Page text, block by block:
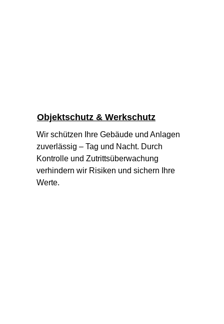
Objektschutz & Werkschutz
Wir schützen Ihre Gebäude und Anlagen
zuverlässig – Tag und Nacht. Durch
Kontrolle und Zutrittsüberwachung
verhindern wir Risiken und sichern Ihre
Werte.